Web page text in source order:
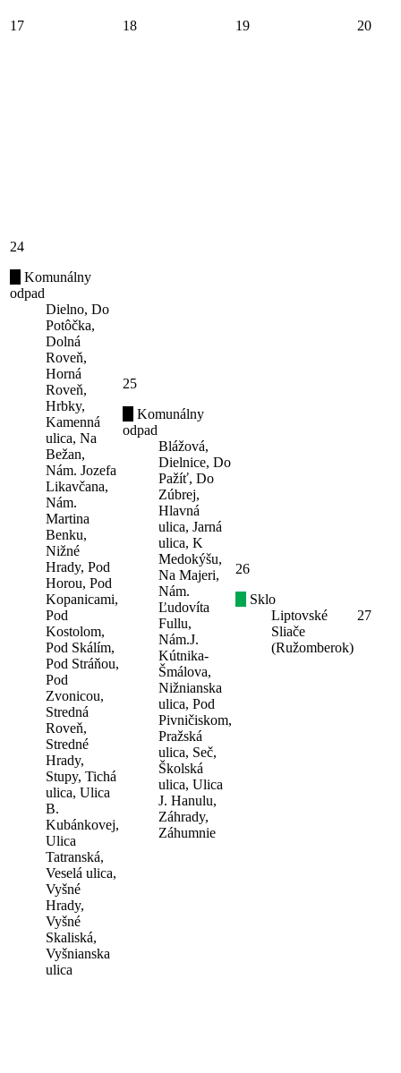
17 18 19 20
24
Komunálny
odpad
Dielno, Do
Potôčka,
Dolná
Roveň,
Horná
Roveň,
Hrbky,
Kamenná
ulica, Na
Bežan,
Nám. Jozefa
Likavčana,
Nám.
Martina
Benku,
Nižné
Hrady, Pod
Horou, Pod
Kopanicami,
Pod
Kostolom,
Pod Skálím,
Pod Stráňou,
Pod
Zvonicou,
Stredná
Roveň,
Stredné
Hrady,
Stupy, Tichá
ulica, Ulica
B.
Kubánkovej,
Ulica
Tatranská,
Veselá ulica,
Vyšné
Hrady,
Vyšné
Skaliská,
Vyšnianska
ulica
25
Komunálny
odpad
Blážová,
Dielnice, Do
Pažíť, Do
Zúbrej,
Hlavná
ulica, Jarná
ulica, K
Medokýšu,
Na Majeri,
Nám.
Ľudovíta
Fullu,
Nám.J.
Kútnika-
Šmálova,
Nižnianska
ulica, Pod
Pivničiskom,
Pražská
ulica, Seč,
Školská
ulica, Ulica
J. Hanulu,
Záhrady,
Záhumnie
26
Sklo
Liptovské
Sliače
(Ružomberok)
27